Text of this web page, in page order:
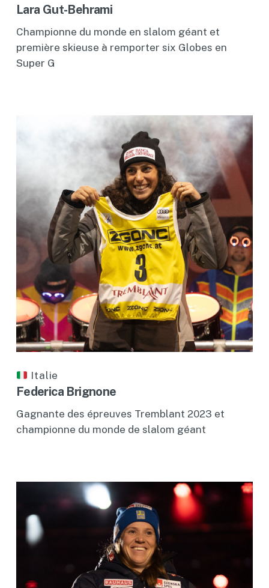
Lara Gut-Behrami
Championne du monde en slalom géant et
première skieuse à remporter six Globes en
Super G
Italie
Federica Brignone
Gagnante des épreuves Tremblant 2023 et
championne du monde de slalom géant